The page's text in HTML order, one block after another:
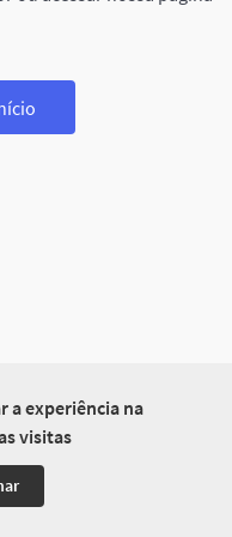
a experiência na
visitas